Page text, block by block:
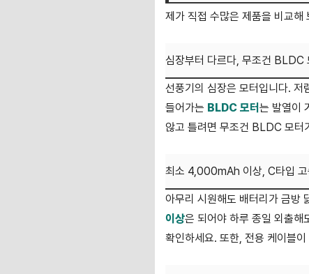
제가 직접 수많은 제품을 비교
심장부터 다르다, 무조건 BLDC
선풍기의 심장은 모터입니다. 저
들어가는 BLDC 모터 는 발열이
않고 틀려면 무조건 BLDC 모터
최소 4,000mAh 이상, C타입 고
아무리 시원해도 배터리가 금방
이상은 되어야 하루 종일 외출해
확인하세요. 또한, 전용 케이블이